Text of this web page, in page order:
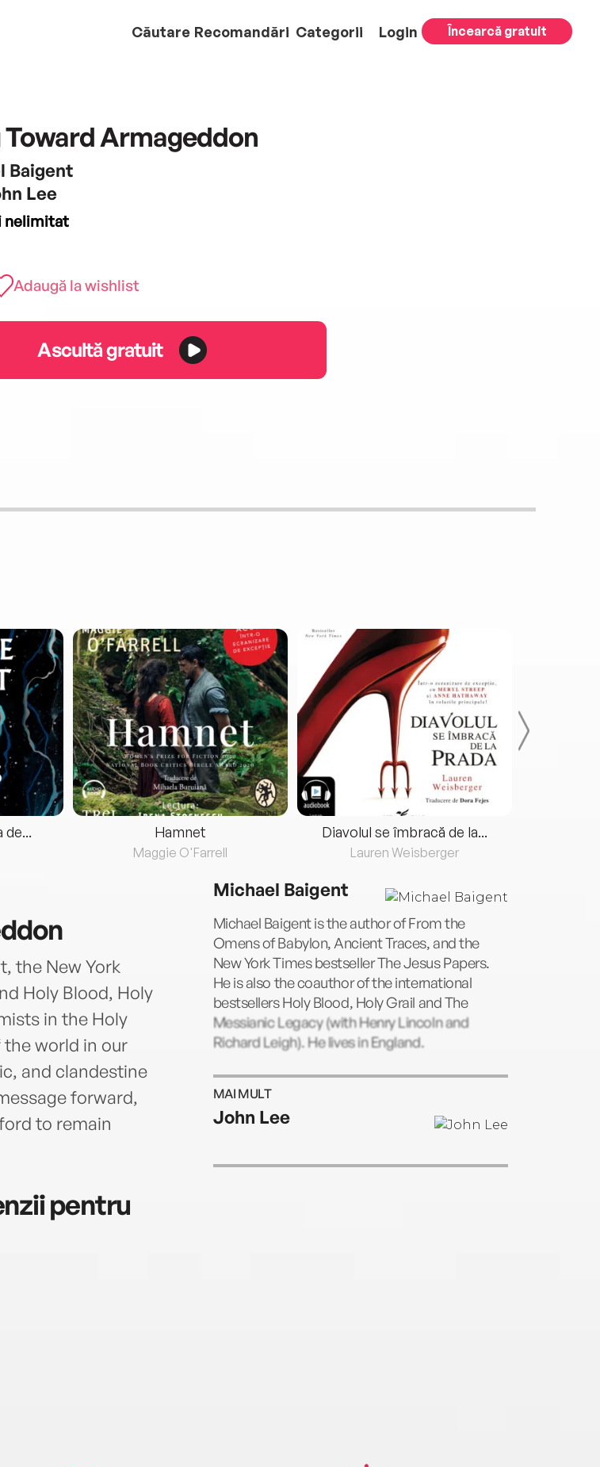
Căutare Recomandări Categorii Login Încearcă gratuit
Toward Armageddon
Baigent
Lee
nelimitat
Adaugă la wishlist
Ascultă gratuit
de... Hamnet
Maggie O'Farrell
Diavolul se îmbracă de la...
Lauren Weisberger
the New York
Holy Blood, Holy
in the Holy
world in our
and clandestine
forward,
to remain
pentru
Michael Baigent
Michael Baigent is the author of From the
Omens of Babylon, Ancient Traces, and the
New York Times bestseller The Jesus Papers.
He is also the coauthor of the international
bestsellers Holy Blood, Holy Grail and The
Messianic Legacy (with Henry Lincoln and
Richard Leigh). He lives in England.
MAI MULT
John Lee